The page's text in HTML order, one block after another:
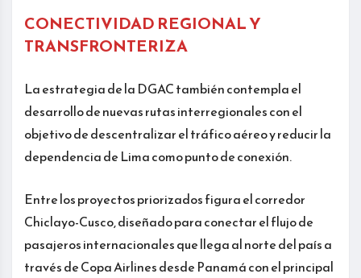
CONECTIVIDAD REGIONAL Y
TRANSFRONTERIZA
La estrategia de la DGAC también contempla el
desarrollo de nuevas rutas interregionales con el
objetivo de descentralizar el tráfico aéreo y reducir la
dependencia de Lima como punto de conexión.
Entre los proyectos priorizados figura el corredor
Chiclayo-Cusco, diseñado para conectar el flujo de
pasajeros internacionales que llega al norte del país a
través de Copa Airlines desde Panamá con el principal